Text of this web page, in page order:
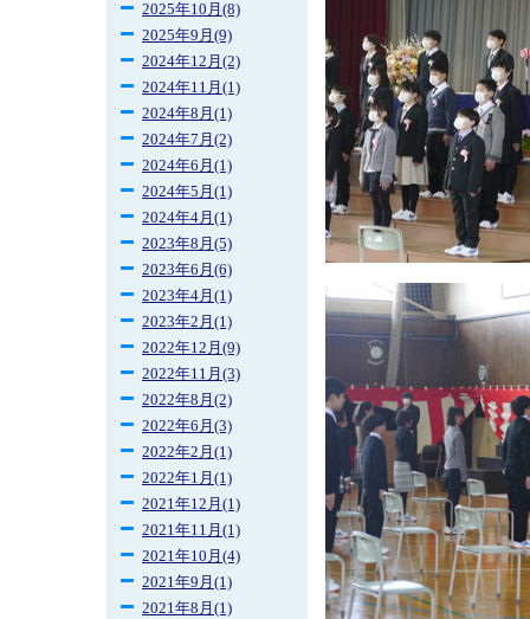
2025年10月(8)
2025年9月(9)
2024年12月(2)
2024年11月(1)
2024年8月(1)
2024年7月(2)
2024年6月(1)
2024年5月(1)
2024年4月(1)
2023年8月(5)
2023年6月(6)
2023年4月(1)
2023年2月(1)
2022年12月(9)
2022年11月(3)
2022年8月(2)
2022年6月(3)
2022年2月(1)
2022年1月(1)
2021年12月(1)
2021年11月(1)
2021年10月(4)
2021年9月(1)
2021年8月(1)